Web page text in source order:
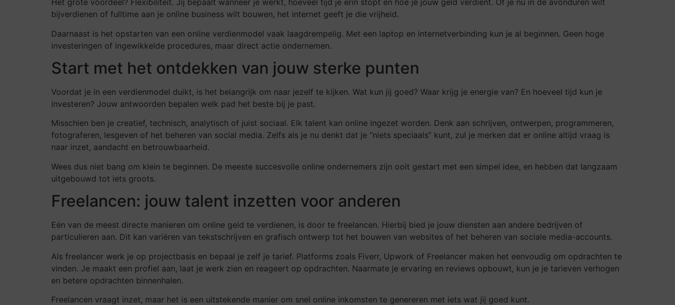
Het grote voordeel? Flexibiliteit. Jij bepaalt wanneer je werkt, hoeveel tijd je erin stopt en hoe je jouw geld verdient. Of je nu in de avonduren wilt
bijverdienen of fulltime aan je online business wilt bouwen, het internet geeft je die vrijheid.
Daarnaast is het opstarten van een online verdienmodel vaak laagdrempelig. Met een laptop en internetverbinding kun je al beginnen. Geen hoge
investeringen of ingewikkelde procedures, maar direct actie ondernemen.
Start met het ontdekken van jouw sterke punten
Voordat je in een verdienmodel duikt, is het belangrijk om naar jezelf te kijken. Wat kun jij goed? Waar krijg je energie van? En hoeveel tijd kun je
investeren? Jouw antwoorden bepalen welk pad het beste bij je past.
Misschien ben je creatief, technisch, analytisch of juist sociaal. Elk talent kan online ingezet worden. Denk aan schrijven, ontwerpen, programmeren,
fotograferen, lesgeven of het beheren van social media. Zelfs als je nu denkt dat je “niets speciaals” kunt, zul je merken dat er online altijd vraag is
naar inzet, aandacht en betrouwbaarheid.
Wees dus niet bang om klein te beginnen. De meeste succesvolle online ondernemers zijn ooit gestart met een simpel idee, en hebben dat langzaam
uitgebouwd tot iets groots.
Freelancen: jouw talent inzetten voor anderen
Eén van de meest directe manieren om online geld te verdienen, is door te freelancen. Hierbij bied je jouw diensten aan andere bedrijven of
particulieren aan. Dit kan variëren van tekstschrijven en grafisch ontwerp tot het bouwen van websites of het beheren van sociale media-accounts.
Als freelancer werk je op projectbasis en bepaal je zelf je tarief. Platforms zoals Fiverr, Upwork of Freelancer maken het eenvoudig om opdrachten te
vinden. Je maakt een profiel aan, laat je werk zien en reageert op opdrachten. Naarmate je ervaring en reviews opbouwt, kun je je tarieven verhogen
en betere opdrachten binnenhalen.
Freelancen vraagt inzet, maar het is een uitstekende manier om snel online inkomsten te genereren met iets wat jij goed kunt.